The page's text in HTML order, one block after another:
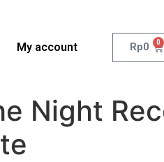
My account Rp0 0
Night